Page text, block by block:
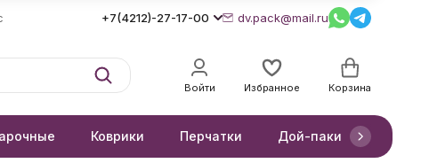
+7(4212)-27-17-00 dv.pack@mail.ru
Войти Избранное Корзина
Коврики Перчатки Дой-паки